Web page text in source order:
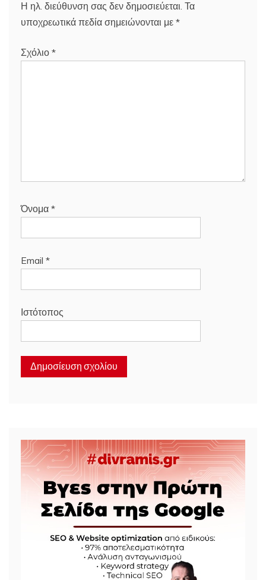
Η ηλ. διεύθυνση σας δεν δημοσιεύεται. Τα
υποχρεωτικά πεδία σημειώνονται με *
Σχόλιο *
Όνομα *
Email *
Ιστότοπος